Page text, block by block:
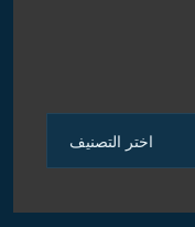
اختر التصنيف